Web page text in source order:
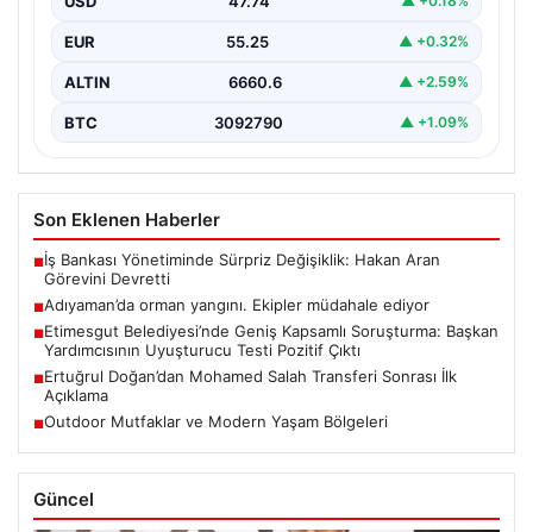
EUR 55.25 ▲ +0.32%
ALTIN 6660.6 ▲ +2.59%
BTC 3092790 ▲ +1.09%
Son Eklenen Haberler
■İş Bankası Yönetiminde Sürpriz Değişiklik: Hakan Aran
Görevini Devretti
■Adıyaman’da orman yangını. Ekipler müdahale ediyor
■Etimesgut Belediyesi’nde Geniş Kapsamlı Soruşturma: Başkan
Yardımcısının Uyuşturucu Testi Pozitif Çıktı
■Ertuğrul Doğan’dan Mohamed Salah Transferi Sonrası İlk
Açıklama
■Outdoor Mutfaklar ve Modern Yaşam Bölgeleri
Güncel